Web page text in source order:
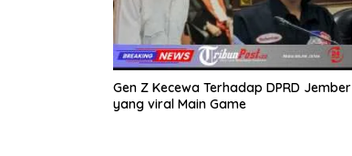
Gen Z Kecewa Terhadap DPRD Jember
yang viral Main Game